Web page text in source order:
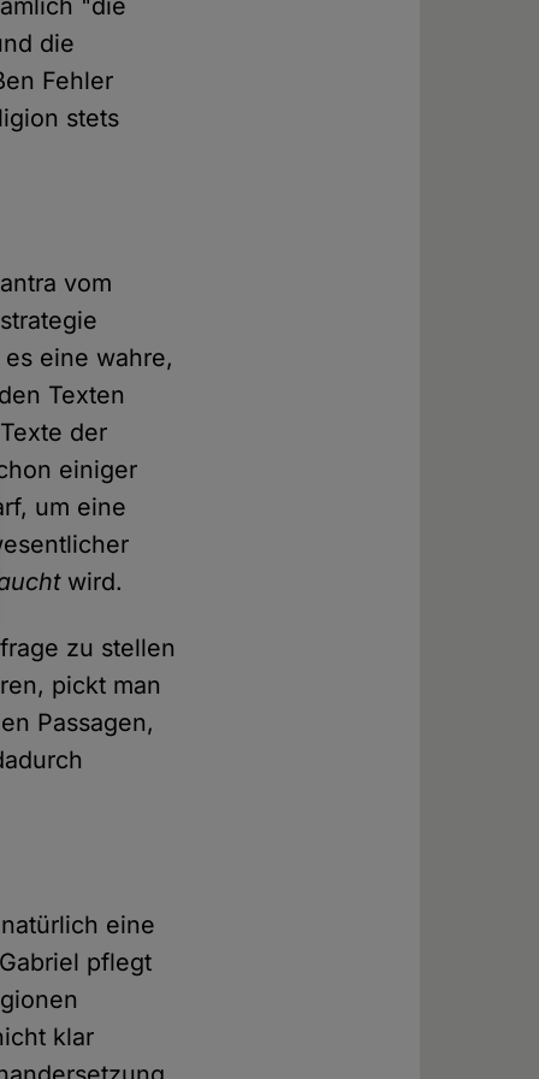
"die
die
Fehler
stets
vom
eine wahre,
Texten
der
einiger
um eine
wird.
zu stellen
pickt man
Passagen,
eine
pflegt
klar